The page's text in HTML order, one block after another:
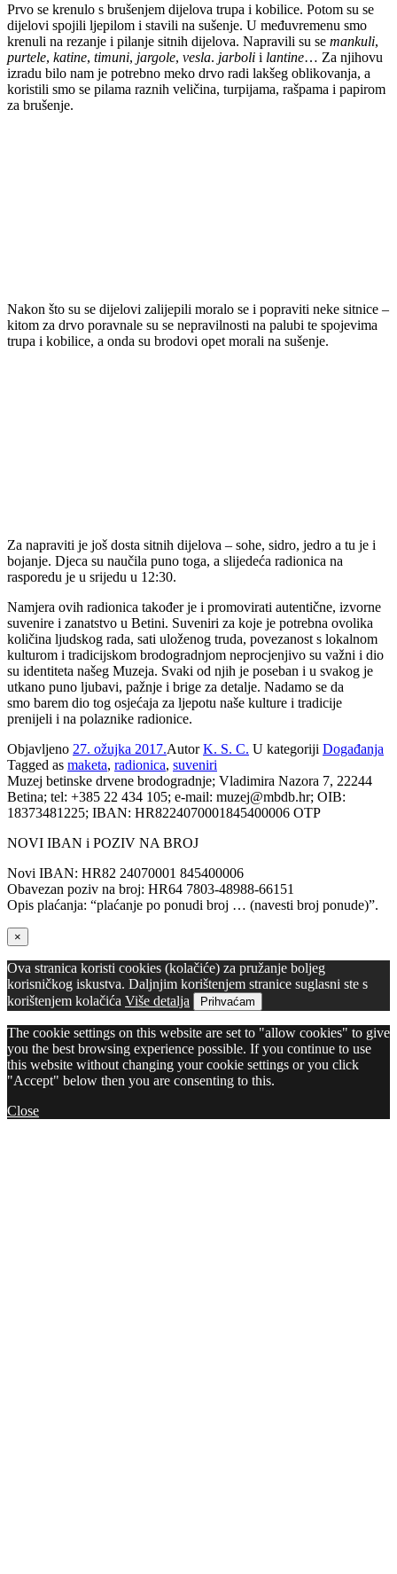
Prvo se krenulo s brušenjem dijelova trupa i kobilice. Potom su se
dijelovi spojili ljepilom i stavili na sušenje. U međuvremenu smo
krenuli na rezanje i pilanje sitnih dijelova. Napravili su se mankuli,
purtele, katine, timuni, jargole, vesla. jarboli i lantine… Za njihovu
izradu bilo nam je potrebno meko drvo radi lakšeg oblikovanja, a
koristili smo se pilama raznih veličina, turpijama, rašpama i papirom
za brušenje.
Nakon što su se dijelovi zalijepili moralo se i popraviti neke sitnice –
kitom za drvo poravnale su se nepravilnosti na palubi te spojevima
trupa i kobilice, a onda su brodovi opet morali na sušenje.
Za napraviti je još dosta sitnih dijelova – sohe, sidro, jedro a tu je i
bojanje. Djeca su naučila puno toga, a slijedeća radionica na
rasporedu je u srijedu u 12:30.
Namjera ovih radionica također je i promovirati autentične, izvorne
suvenire i zanatstvo u Betini. Suveniri za koje je potrebna ovolika
količina ljudskog rada, sati uloženog truda, povezanost s lokalnom
kulturom i tradicijskom brodogradnjom neprocjenjivo su važni i dio
su identiteta našeg Muzeja. Svaki od njih je poseban i u svakog je
utkano puno ljubavi, pažnje i brige za detalje. Nadamo se da
smo barem dio tog osjećaja za ljepotu naše kulture i tradicije
prenijeli i na polaznike radionice.
Objavljeno 27. ožujka 2017.AutorK. S. C. U kategoriji Događanja
Tagged as maketa, radionica, suveniri
Muzej betinske drvene brodogradnje; Vladimira Nazora 7, 22244
Betina; tel: +385 22 434 105; e-mail: muzej@mbdb.hr; OIB:
18373481225; IBAN: HR8224070001845400006 OTP
NOVI IBAN i POZIV NA BROJ
Novi IBAN: HR82 24070001 845400006
Obavezan poziv na broj: HR64 7803-48988-66151
Opis plaćanja: “plaćanje po ponudi broj … (navesti broj ponude)”.
×
Ova stranica koristi cookies (kolačiće) za pružanje boljeg
korisničkog iskustva. Daljnjim korištenjem stranice suglasni ste s
korištenjem kolačića Više detalja Prihvaćam
The cookie settings on this website are set to "allow cookies" to give
you the best browsing experience possible. If you continue to use
this website without changing your cookie settings or you click
"Accept" below then you are consenting to this.
Close